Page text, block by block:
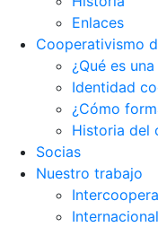
Enlaces
Cooperativismo
¿Qué es
Identidad
¿Cómo
Historia del
Socias
Nuestro trabajo